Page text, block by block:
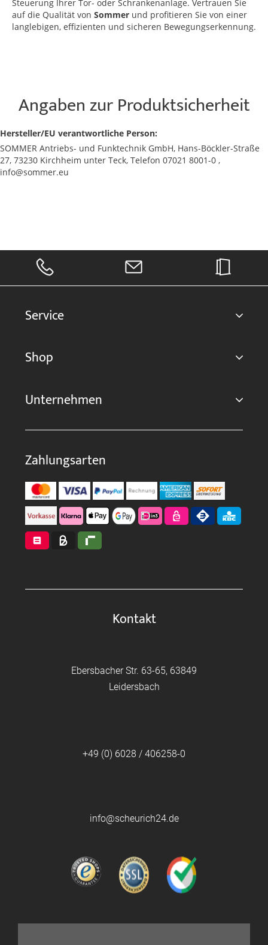
Steuerung Ihrer Tor- oder Schrankenanlage. Vertrauen Sie
auf die Qualität von Sommer und profitieren Sie von einer
langlebigen, effizienten und sicheren Bewegungserkennung.
Angaben zur Produktsicherheit
Hersteller/EU verantwortliche Person:
SOMMER Antriebs- und Funktechnik GmbH, Hans-Böckler-Straße
27, 73230 Kirchheim unter Teck, Telefon 07021 8001-0 ,
info@sommer.eu
Service
Shop
Unternehmen
Zahlungsarten
Kontakt
Ebersbacher Str. 63-65, 63849
Leidersbach
+49 (0) 6028 / 406258-0
info@scheurich24.de